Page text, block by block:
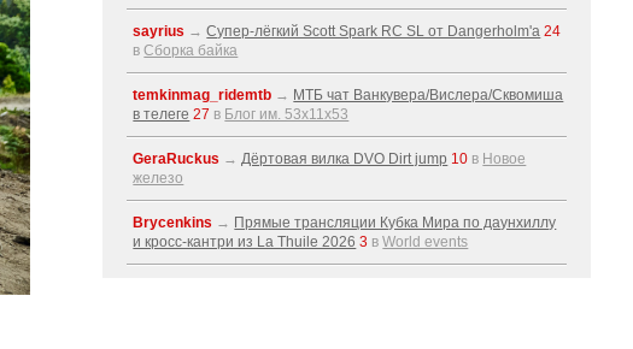
sayrius →Супер-лёгкий Scott Spark RC SL от Dangerholm'a 24
вСборка байка
temkinmag_ridemtb → МТБ чат Ванкувера/Вислера/Сквомиша
в телеге 27 в Блог им. 53x11x53
GeraRuckus →Дёртовая вилка DVO Dirt jump 10 в Новое
железо
Brycenkins → Прямые трансляции Кубка Мира по даунхиллу
и кросс-кантри из La Thuile 2026 3 вWorld events